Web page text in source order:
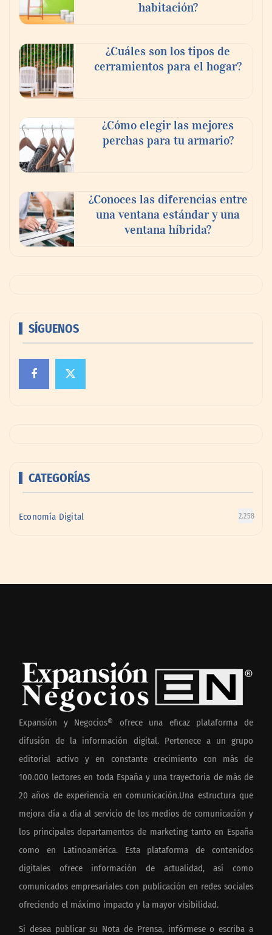
MBF Construcciones refuerza su presencia
digital con una nueva web de reformas en
Madrid
habitación?
¿Cuáles son los tipos de
cerramientos para el hogar?
¿Cómo elegir las mejores
perchas para tu armario?
¿Conoces las diferencias entre
una ventana estándar y una
ventana híbrida?
SÍGUENOS
CATEGORÍAS
Economía Digital 2.258
Expansión y Negocios® ofrece una eficaz plataforma de
difusión de la información digital. Pertenece a un grupo
editorial activo y en constante crecimiento con más de
100.000 lectores en toda España y una trayectoria de más de
20 años de experiencia en comunicación.Una estructura que
mejora día a día al servicio de los medios de comunicación y
los principales departamentos de marketing tanto en España
como en Latinoamérica. Esta plataforma de contenidos
digitales ofrece información de actualidad, así como
comunicados empresariales con publicación en redes sociales
ofreciendo el máximo impacto y la mayor visibilidad.
Si desea publicar su Nota de Prensa, infórmese o escriba a